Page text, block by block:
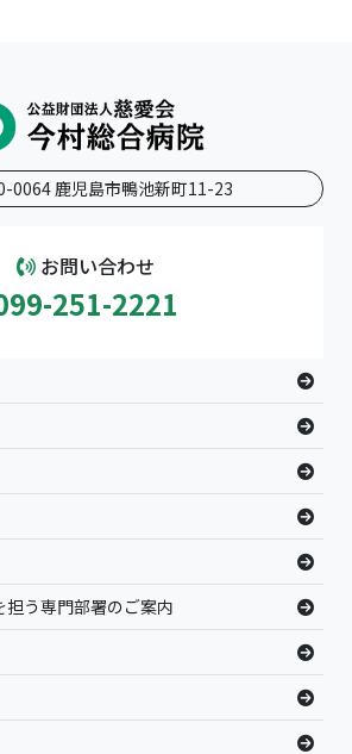
0064 鹿児島市鴨池新町11-23
お問い合わせ
251-2221
う専門部署のご案内